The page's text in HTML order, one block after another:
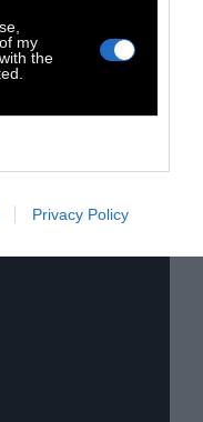
my
the
Privacy Policy
κυβέρνησης.
σε
δεν ήθελα να
οι
δήλωσε ο